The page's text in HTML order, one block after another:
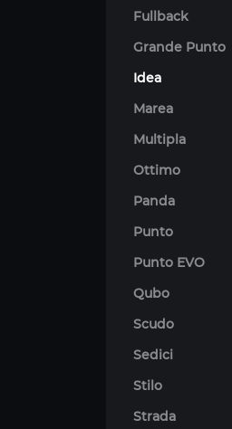
Fullback
Grande Punto
Idea
Marea
Multipla
Ottimo
Panda
Punto
Punto EVO
Qubo
Scudo
Sedici
Stilo
Strada